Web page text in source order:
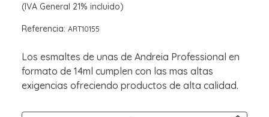
(IVA General 21% incluido)
Referencia: ART10155
Los esmaltes de unas de Andreia Professional en
formato de 14ml cumplen con las mas altas
exigencias ofreciendo productos de alta calidad.